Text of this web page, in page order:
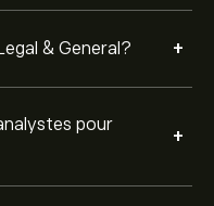
& General? +
pour
+